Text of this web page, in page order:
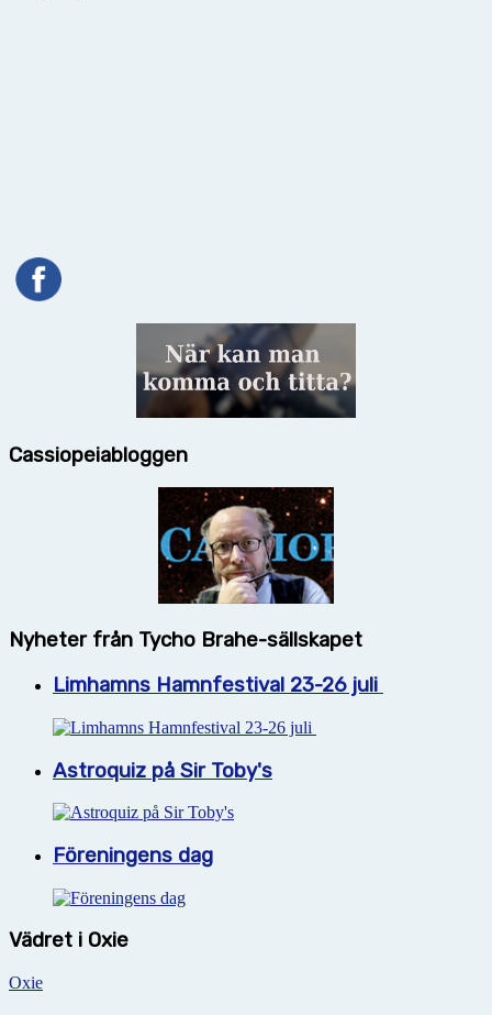
Cassiopeiabloggen
Nyheter från Tycho Brahe-sällskapet
Limhamns Hamnfestival 23-26 juli
Astroquiz på Sir Toby's
Föreningens dag
Vädret i Oxie
Oxie